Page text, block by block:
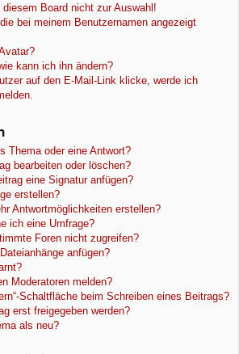
Board nicht zur Auswahl!
bei meinem Benutzernamen angezeigt
kann ich ihn ändern?
auf den E-Mail-Link klicke, werde ich
Thema oder eine Antwort?
bearbeiten oder löschen?
eine Signatur anfügen?
erstellen?
Antwortmöglichkeiten erstellen?
ich eine Umfrage?
Foren nicht zugreifen?
anfügen?
Moderatoren melden?
Schaltfläche beim Schreiben eines Beitrags?
erst freigegeben werden?
als neu?